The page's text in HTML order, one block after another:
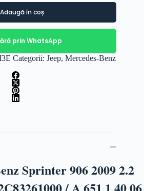
Adaugă în coș
prin WhatsApp
Categorii: Jeep, Mercedes-Benz
Sprinter 906 2009 2.2